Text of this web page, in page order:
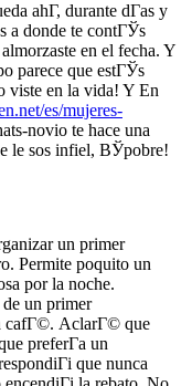
ahГ­, durante dГ­as y
a donde te contГЎs
en el fecha. Y
parece que estГЎs
viste en la vida! Y En
es/mujeres-
novio te hace una
le sos infiel, ВЎpobre!
un primer
Permite poquito un
por la noche.
un primer
cafГ©. AclarГ© que
preferГ­a un
que nunca